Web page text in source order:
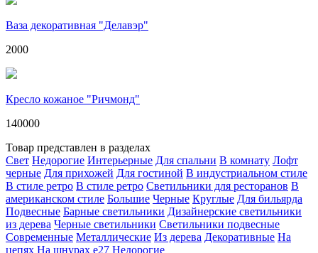
Ваза декоративная "Делавэр"
2000
Кресло кожаное "Ричмонд"
140000
Товар представлен в разделах
Свет Недорогие Интерьерные Для спальни В комнату Лофт
черные Для прихожей Для гостиной В индустриальном стиле
В стиле ретро В стиле ретро Светильники для ресторанов В
американском стиле Большие Черные Круглые Для бильярда
Подвесные Барные светильники Дизайнерские светильники
из дерева Черные светильники Светильники подвесные
Современные Металлические Из дерева Декоративные На
цепях На шнурах е27 Недорогие